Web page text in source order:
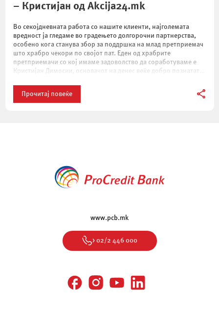
– Кристијан од Akcija24.mk
Во секојдневната работа со нашите клиенти, најголемата
вредност ја гледаме во градењето долгорочни партнерства,
особено кога станува збор за поддршка на млад претприемач
што храбро чекори по својот пат. Еден од храбрите
претприемачи со кој имаме задоволство да соработуваме е
Кристијан Димоски, основачот на денес веќе добро познатата
Прочитај повеќе
www.pcb.mk
> 02/2 446 000